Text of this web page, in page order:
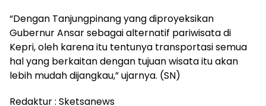
“Dengan Tanjungpinang yang diproyeksikan
Gubernur Ansar sebagai alternatif pariwisata di
Kepri, oleh karena itu tentunya transportasi semua
hal yang berkaitan dengan tujuan wisata itu akan
lebih mudah dijangkau,” ujarnya. (SN)
Redaktur : Sketsanews